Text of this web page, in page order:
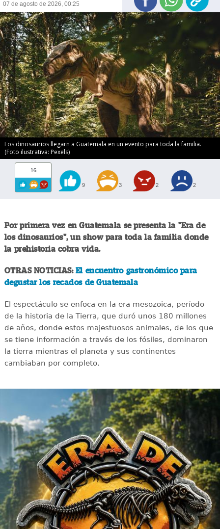
07 de agosto de 2026, 00:25
Los dinosaurios llegarn a Guatemala en un evento para toda la familia.
(Foto ilustrativa: Pexels)
16
9 3 2 2
Por primera vez en Guatemala se presenta la "Era de
los dinosaurios", un show para toda la familia donde
la prehistoria cobra vida.
OTRAS NOTICIAS: El encuentro gastronómico para
degustar los recados de Guatemala
El espectáculo se enfoca en la era mesozoica, período
de la historia de la Tierra, que duró unos 180 millones
de años, donde estos majestuosos animales, de los que
se tiene información a través de los fósiles, dominaron
la tierra mientras el planeta y sus continentes
cambiaban por completo.